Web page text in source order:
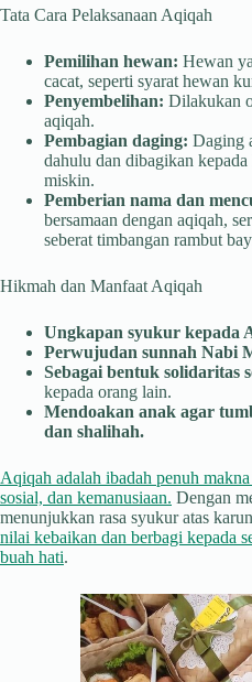
Tata Cara Pelaksanaan Aqiqah
Pemilihan hewan: Hewan
cacat, seperti syarat hewan
Penyembelihan: Dilakukan
aqiqah.
Pembagian daging: Daging
dahulu dan dibagikan
miskin.
Pemberian nama dan
bersamaan dengan aqiqah,
seberat timbangan rambut
Hikmah dan Manfaat Aqiqah
Ungkapan syukur kepada
Perwujudan sunnah Nabi
Sebagai bentuk solidaritas
kepada orang lain.
Mendoakan anak agar
dan shalihah.
Aqiqah adalah ibadah penuh
sosial, dan kemanusiaan. Dengan
menunjukkan rasa syukur atas
nilai kebaikan dan berbagi kepada
buah hati.